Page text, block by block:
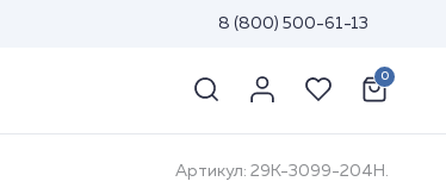
8 (800) 500-61-13
0
Артикул: 29К-3099-204Н.